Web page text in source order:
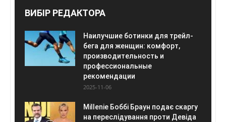
ВИБІР РЕДАКТОРА
Наилучшие ботинки для трейл-
бега для женщин: комфорт,
производительность и
профессиональные
рекомендации
2025-11-06
Millenie Боббі Браун подає скаргу
на переслідування проти Девіда